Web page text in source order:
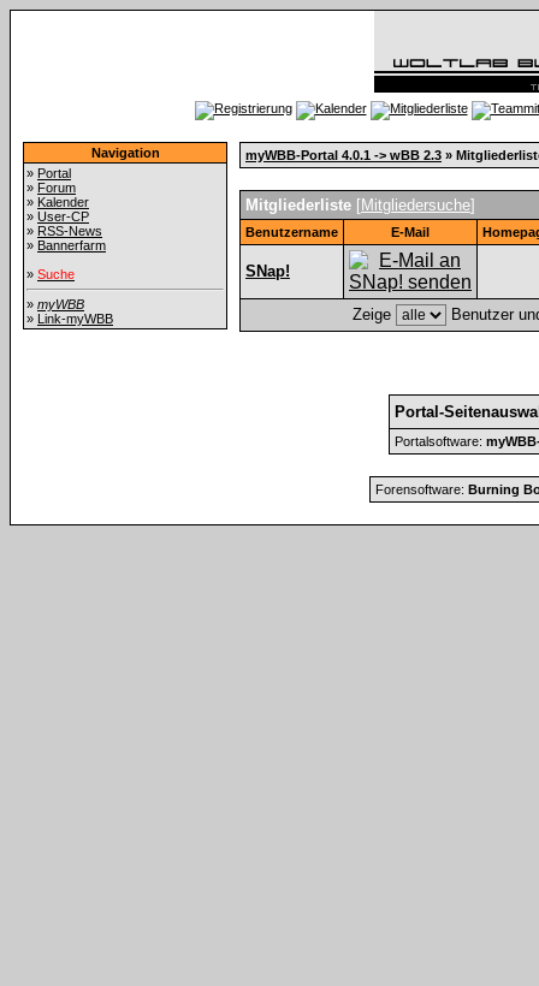
Navigation
» Portal
» Forum
» Kalender
» User-CP
» RSS-News
» Bannerfarm
» Suche
» myWBB
» Link-myWBB
myWBB-Portal 4.0.1 -> wBB 2.3 »
Mitgliederliste [Mitgliedersuche]
Benutzername E-Mail
SNap!
Zeige Benutzer
Portal-
Portalsoftware:
Forensoftware: Burning